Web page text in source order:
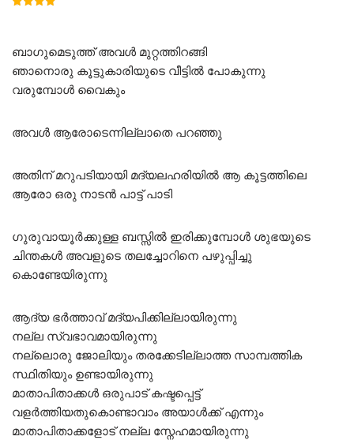
ബാഗുമെടുത്ത് അവൾ മുറ്റത്തിറങ്ങി
ഞാനൊരു കൂട്ടുകാരിയുടെ വീട്ടിൽ പോകുന്നു
വരുമ്പോൾ വൈകും
അവൾ ആരോടെന്നില്ലാതെ പറഞ്ഞു
അതിന് മറുപടിയായി മദ്യലഹരിയിൽ ആ കൂട്ടത്തിലെ
ആരോ ഒരു നാടൻ പാട്ട് പാടി
ഗുരുവായൂർക്കുള്ള ബസ്സിൽ ഇരിക്കുമ്പോൾ ശുഭയുടെ
ചിന്തകൾ അവളുടെ തലച്ചോറിനെ പഴുപ്പിച്ചു
കൊണ്ടേയിരുന്നു
ആദ്യ ഭർത്താവ് മദ്യപിക്കില്ലായിരുന്നു
നല്ല സ്വഭാവമായിരുന്നു
നല്ലൊരു ജോലിയും തരക്കേടില്ലാത്ത സാമ്പത്തിക
സ്ഥിതിയും ഉണ്ടായിരുന്നു
മാതാപിതാക്കൾ ഒരുപാട് കഷ്ടപ്പെട്ട്
വളർത്തിയതുകൊണ്ടാവാം അയാൾക്ക് എന്നും
മാതാപിതാക്കളോട് നല്ല സ്നേഹമായിരുന്നു